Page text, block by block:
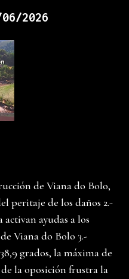
2026
de Viana do Bolo,
peritaje de los daños 2.-
ayudas a los
Viana do Bolo 3.-
grados, la máxima de
la oposición frustra la